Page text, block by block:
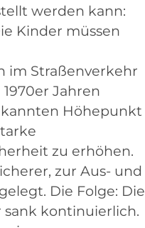
werden kann:
Kinder müssen
im Straßenverkehr
Jahren
Höhepunkt
zu erhöhen.
zur Aus- und
Die Folge: Die
kontinuierlich.